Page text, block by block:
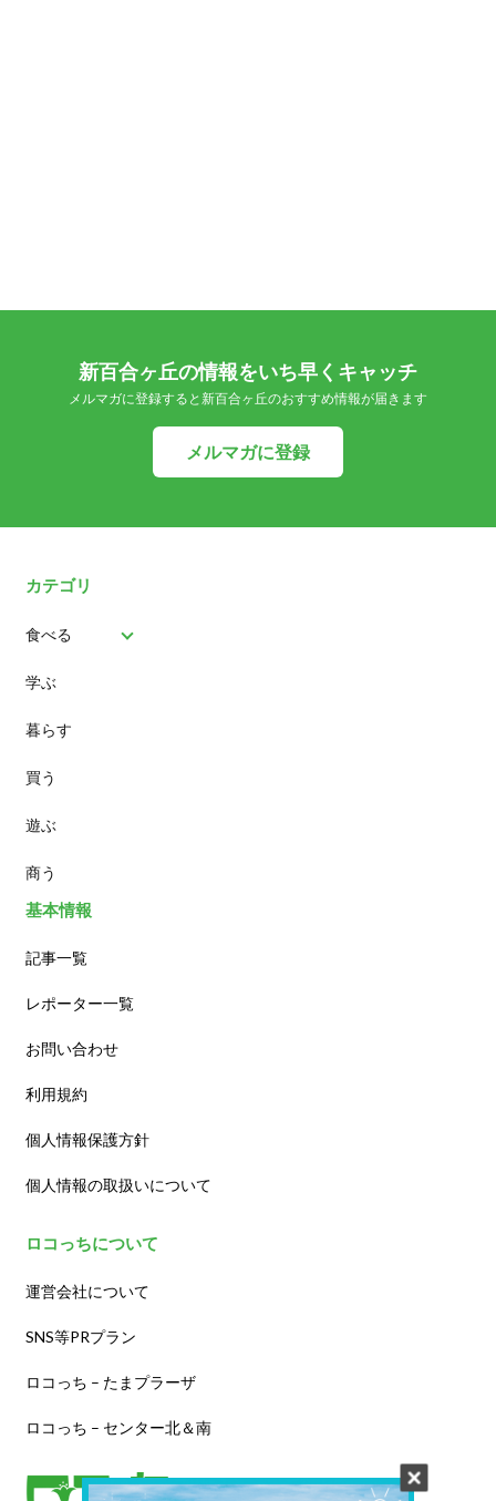
新百合ヶ丘の情報をいち早くキャッチ
メルマガに登録すると新百合ヶ丘のおすすめ情報が届きます
メルマガに登録
カテゴリ
食べる
パン
スイーツ
ランチ
カフェ
学ぶ
暮らす
買う
遊ぶ
商う
基本情報
記事一覧
レポーター一覧
お問い合わせ
利用規約
個人情報保護方針
個人情報の取扱いについて
ロコっちについて
運営会社について
SNS等PRプラン
ロコっち – たまプラーザ
ロコっち – センター北＆南